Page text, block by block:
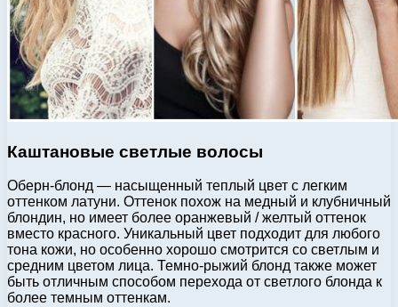
Каштановые светлые волосы
Оберн-блонд — насыщенный теплый цвет с легким
оттенком латуни. Оттенок похож на медный и клубничный
блондин, но имеет более оранжевый / желтый оттенок
вместо красного. Уникальный цвет подходит для любого
тона кожи, но особенно хорошо смотрится со светлым и
средним цветом лица. Темно-рыжий блонд также может
быть отличным способом перехода от светлого блонда к
более темным оттенкам.